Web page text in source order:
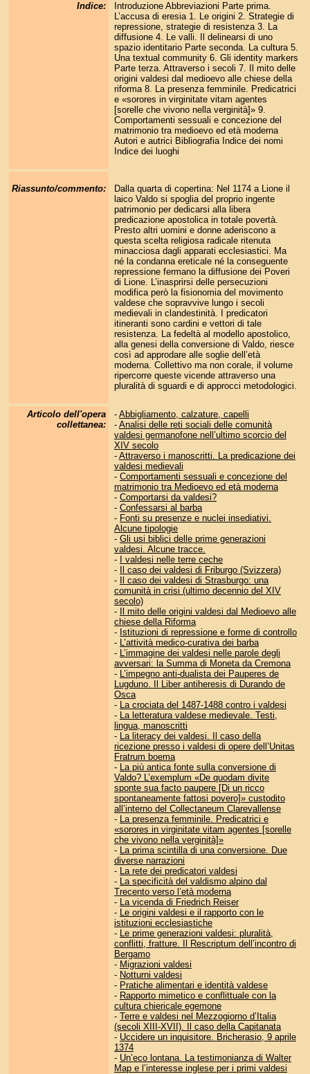
Indice:
Introduzione Abbreviazioni Parte prima.
L’accusa di eresia 1. Le origini 2. Strategie di
repressione, strategie di resistenza 3. La
diffusione 4. Le valli. Il delinearsi di uno
spazio identitario Parte seconda. La cultura 5.
Una textual community 6. Gli identity markers
Parte terza. Attraverso i secoli 7. Il mito delle
origini valdesi dal medioevo alle chiese della
riforma 8. La presenza femminile. Predicatrici
e «sorores in virginitate vitam agentes
[sorelle che vivono nella verginità]» 9.
Comportamenti sessuali e concezione del
matrimonio tra medioevo ed età moderna
Autori e autrici Bibliografia Indice dei nomi
Indice dei luoghi
Riassunto/commento:
Dalla quarta di copertina: Nel 1174 a Lione il
laico Valdo si spoglia del proprio ingente
patrimonio per dedicarsi alla libera
predicazione apostolica in totale povertà.
Presto altri uomini e donne aderiscono a
questa scelta religiosa radicale ritenuta
minacciosa dagli apparati ecclesiastici. Ma
né la condanna ereticale né la conseguente
repressione fermano la diffusione dei Poveri
di Lione. L’inasprirsi delle persecuzioni
modifica però la fisionomia del movimento
valdese che sopravvive lungo i secoli
medievali in clandestinità. I predicatori
itineranti sono cardini e vettori di tale
resistenza. La fedeltà al modello apostolico,
alla genesi della conversione di Valdo, riesce
così ad approdare alle soglie dell’età
moderna. Collettivo ma non corale, il volume
ripercorre queste vicende attraverso una
pluralità di sguardi e di approcci metodologici.
Articolo dell'opera
collettanea:
- Abbigliamento, calzature, capelli
- Analisi delle reti sociali delle comunità
valdesi germanofone nell’ultimo scorcio del
XIV secolo
- Attraverso i manoscritti. La predicazione dei
valdesi medievali
- Comportamenti sessuali e concezione del
matrimonio tra Medioevo ed età moderna
- Comportarsi da valdesi?
- Confessarsi al barba
- Fonti su presenze e nuclei insediativi.
Alcune tipologie
- Gli usi biblici delle prime generazioni
valdesi. Alcune tracce.
-
I valdesi nelle terre ceche
-
Il caso dei valdesi di Friburgo (Svizzera)
-
Il caso dei valdesi di Strasburgo: una
comunità in crisi (ultimo decennio del XIV
secolo)
-
Il mito delle origini valdesi dal Medioevo alle
chiese della Riforma
- Istituzioni di repressione e forme di controllo
- L’attività medico-curativa dei barba
- L’immagine dei valdesi nelle parole degli
avversari: la Summa di Moneta da Cremona
- L’impegno anti-dualista dei Pauperes de
Lugduno. Il Liber antiheresis di Durando de
Osca
- La crociata del 1487-1488 contro i valdesi
- La letteratura valdese medievale. Testi,
lingua, manoscritti
- La literacy dei valdesi. Il caso della
ricezione presso i valdesi di opere dell’Unitas
Fratrum boema
- La più antica fonte sulla conversione di
Valdo? L’exemplum «De quodam divite
sponte sua facto paupere [Di un ricco
spontaneamente fattosi povero]» custodito
all’interno del Collectaneum Clarevallense
- La presenza femminile. Predicatrici e
«sorores in virginitate vitam agentes [sorelle
che vivono nella verginità]»
- La prima scintilla di una conversione. Due
diverse narrazioni
- La rete dei predicatori valdesi
- La specificità del valdismo alpino dal
Trecento verso l’età moderna
- La vicenda di Friedrich Reiser
- Le origini valdesi e il rapporto con le
istituzioni ecclesiastiche
- Le prime generazioni valdesi: pluralità,
conflitti, fratture. Il Rescriptum dell’incontro di
Bergamo
- Migrazioni valdesi
- Notturni valdesi
- Pratiche alimentari e identità valdese
- Rapporto mimetico e conflittuale con la
cultura chiericale egemone
- Terre e valdesi nel Mezzogiorno d’Italia
(secoli XIII-XVII). Il caso della Capitanata
- Uccidere un inquisitore. Bricherasio, 9 aprile
1374
- Un’eco lontana. La testimonianza di Walter
Map e l’interesse inglese per i primi valdesi